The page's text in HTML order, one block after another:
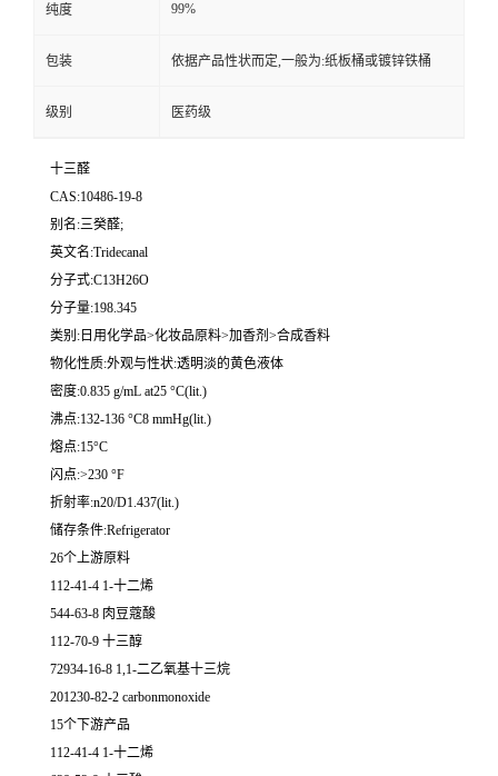
纯度 99%
包装 依据产品性状而定,一般为:纸板桶或镀锌铁桶
级别 医药级
十三醛
CAS:10486-19-8
别名:三癸醛;
英文名:Tridecanal
分子式:C13H26O
分子量:198.345
类别:日用化学品>化妆品原料>加香剂>合成香料
物化性质:外观与性状:透明淡的黄色液体
密度:0.835 g/mL at25 °C(lit.)
沸点:132-136 °C8 mmHg(lit.)
熔点:15°C
闪点:>230 °F
折射率:n20/D1.437(lit.)
储存条件:Refrigerator
26个上游原料
112-41-4 1-十二烯
544-63-8 肉豆蔻酸
112-70-9 十三醇
72934-16-8 1,1-二乙氧基十三烷
201230-82-2 carbonmonoxide
15个下游产品
112-41-4 1-十二烯